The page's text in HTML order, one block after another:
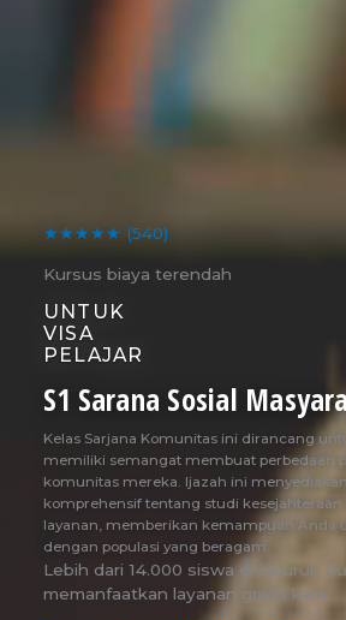
★★★★★ (540)
Kursus biaya terendah
UNTUK
VISA
PELAJAR
S1 Sarana Sosial
Kelas Sarjana Komunitas ini dirancang
memiliki semangat membuat perbedaan
komunitas mereka. Ijazah ini
komprehensif tentang studi
layanan, memberikan kemampuan Anda
dengan populasi yang beragam.
Lebih dari 14.000 siswa di seluruh
memanfaatkan layanan gratis kami.